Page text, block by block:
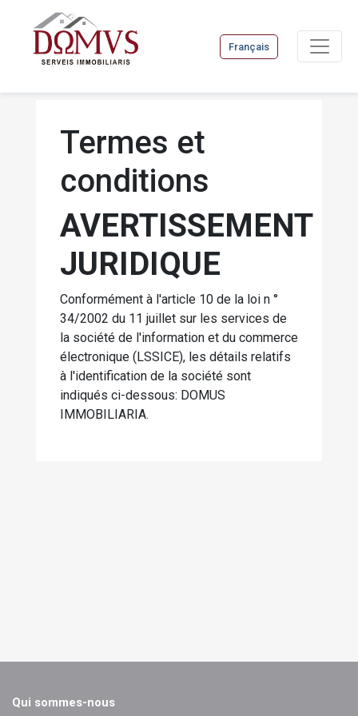
Français
Termes et
conditions
AVERTISSEMENT
JURIDIQUE
Conformément à l'article 10 de la loi n °
34/2002 du 11 juillet sur les services de
la société de l'information et du commerce
électronique (LSSICE), les détails relatifs
à l'identification de la société sont
indiqués ci-dessous: DOMUS
IMMOBILIARIA.
Qui sommes-nous